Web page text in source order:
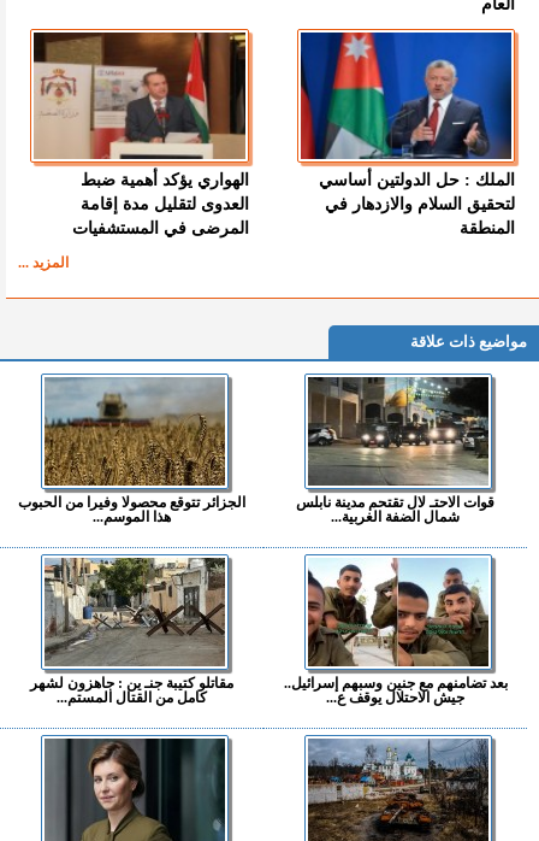
العام
الملك : حل الدولتين أساسي
لتحقيق السلام والازدهار في
المنطقة
الهواري يؤكد أهمية ضبط
العدوى لتقليل مدة إقامة
المرضى في المستشفيات
المزيد ...
مواضيع ذات علاقة
قوات الاحتـ لال تقتحم مدينة نابلس
شمال الضفة الغربية...
الجزائر تتوقع محصولا وفيرا من الحبوب
هذا الموسم...
بعد تضامنهم مع جنين وسبهم إسرائيل..
جيش الاحتلال يوقف ع...
مقاتلو كتيبة جنـ ين : جاهزون لشهر
كامل من القتال المستم...